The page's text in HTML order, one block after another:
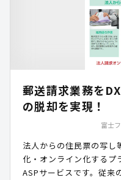
郵送請求業務を
の脱却を実現！
富士
法人からの住民票の写し
化・オンライン化するプ
ASPサービスです。従来